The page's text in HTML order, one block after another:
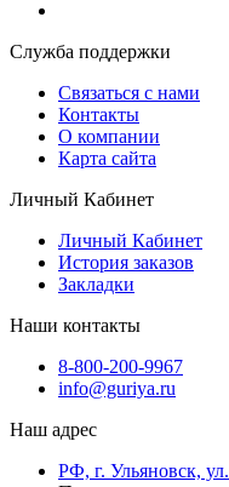
Служба поддержки
Связаться с нами
Контакты
О компании
Карта сайта
Личный Кабинет
Личный Кабинет
История заказов
Закладки
Наши контакты
8-800-200-9967
info@guriya.ru
Наш адрес
РФ, г. Ульяновск,